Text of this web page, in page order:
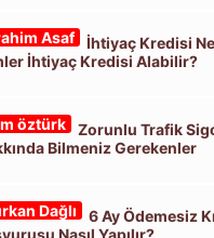
Asaf
İhtiyaç Kredisi
İhtiyaç Kredisi Alabilir?
öztürk
Zorunlu Trafik
Bilmeniz Gerekenler
Dağlı
6 Ay Ödemesiz
Nasıl Yapılır?